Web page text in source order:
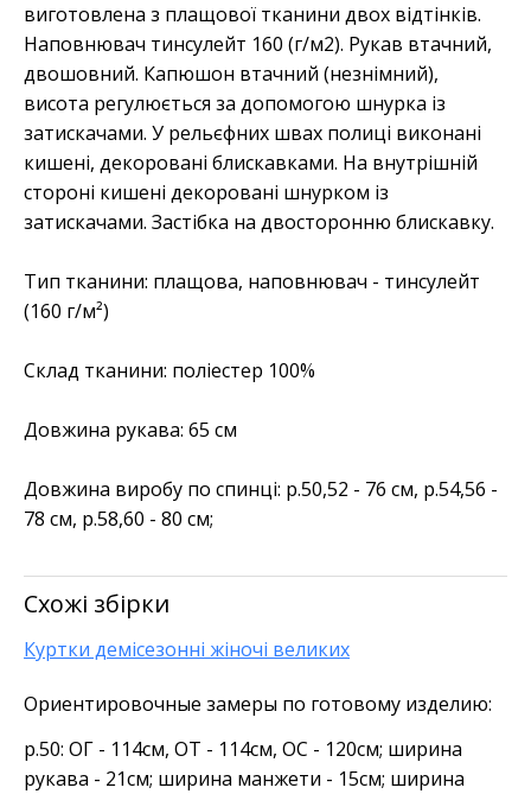
виготовлена з плащової тканини двох відтінків.
Наповнювач тинсулейт 160 (г/м2). Рукав втачний,
двошовний. Капюшон втачний (незнімний),
висота регулюється за допомогою шнурка із
затискачами. У рельєфних швах полиці виконані
кишені, декоровані блискавками. На внутрішній
стороні кишені декоровані шнурком із
затискачами. Застібка на двосторонню блискавку.
Тип тканини: плащова, наповнювач - тинсулейт
(160 г/м²)
Склад тканини: поліестер 100%
Довжина рукава: 65 см
Довжина виробу по спинці: р.50,52 - 76 см, р.54,56 -
78 см, р.58,60 - 80 см;
Схожі збірки
Куртки демісезонні жіночі великих
Ориентировочные замеры по готовому изделию:
р.50: ОГ - 114см, ОТ - 114см, ОС - 120см; ширина
рукава - 21см; ширина манжети - 15см; ширина